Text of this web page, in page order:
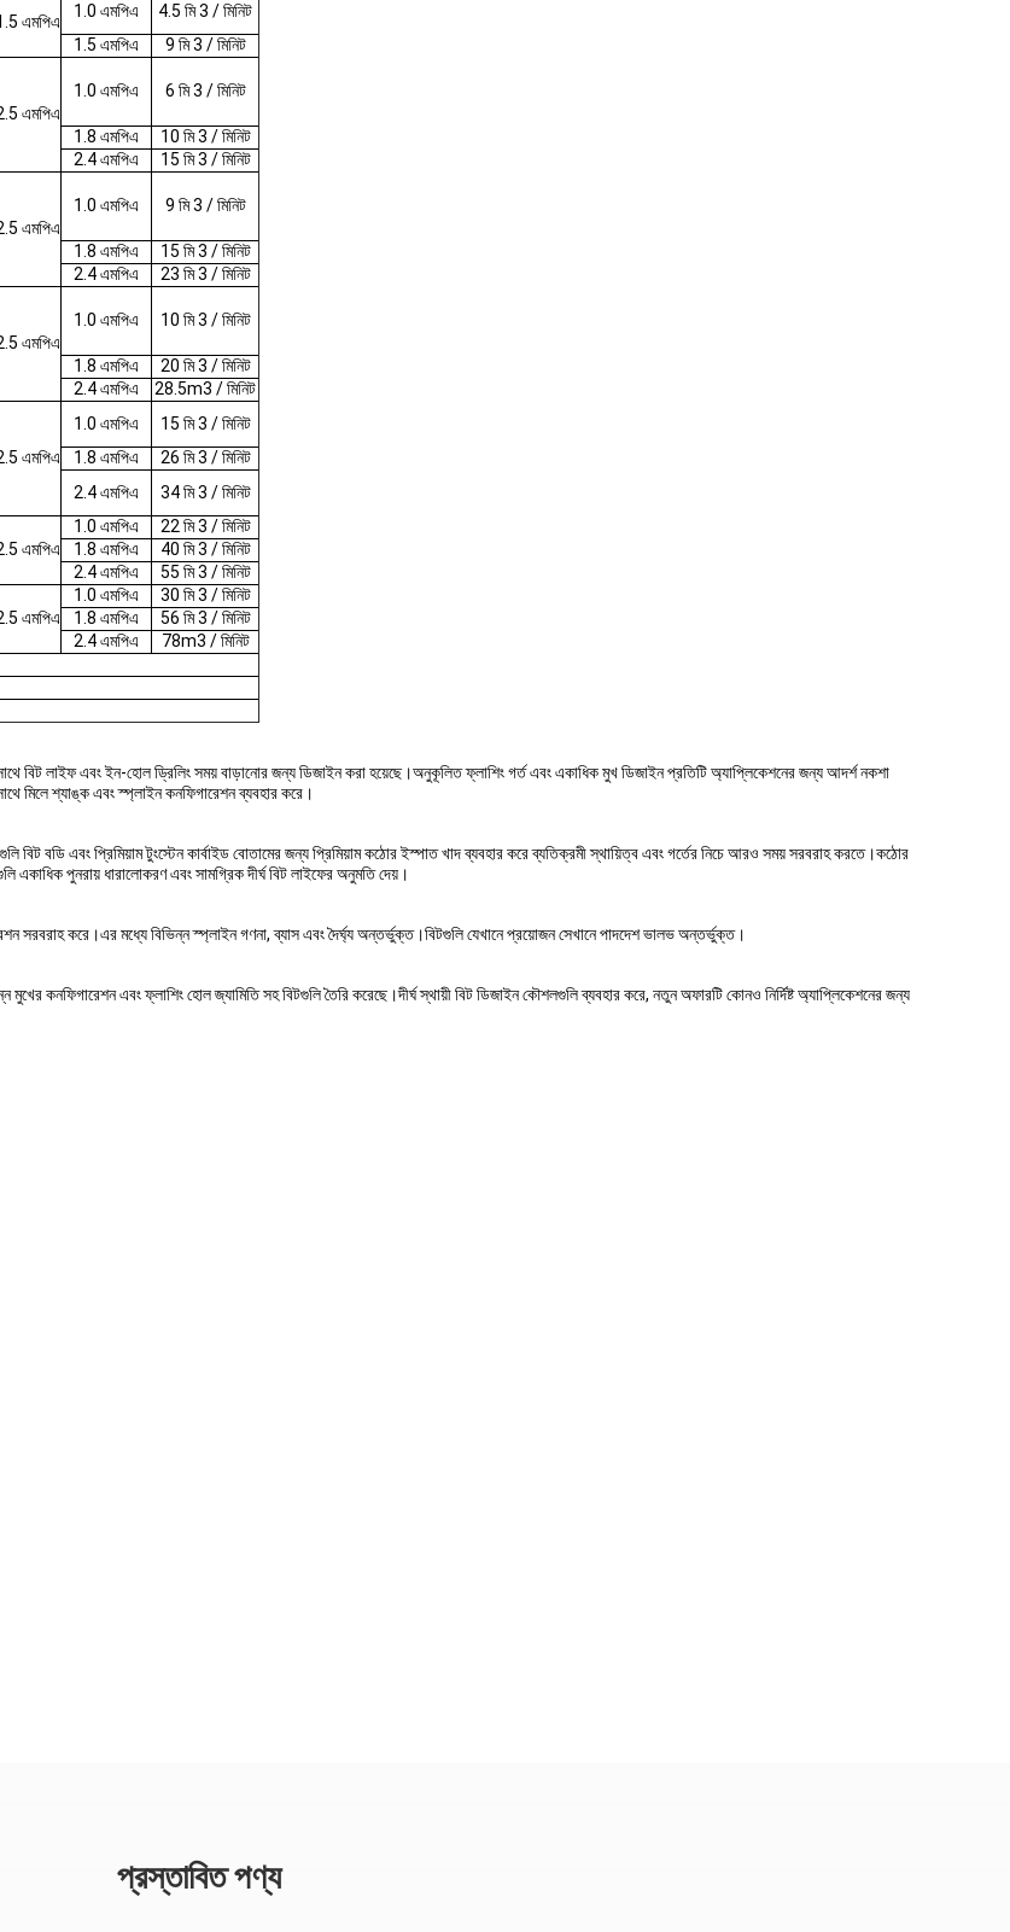
এমপিএ
1.0 এমপিএ 4.5 মি 3 / মিনিট
1.5 এমপিএ 9 মি 3 / মিনিট
এমপিএ
1.0 এমপিএ 6 মি 3 / মিনিট
1.8 এমপিএ
10 মি 3 / মিনিট
2.4 এমপিএ 15 মি 3 / মিনিট
এমপিএ
1.0 এমপিএ 9 মি 3 / মিনিট
1.8 এমপিএ
15 মি 3 / মিনিট
2.4 এমপিএ 23 মি 3 / মিনিট
এমপিএ
1.0 এমপিএ 10 মি 3 / মিনিট
1.8 এমপিএ
20 মি 3 / মিনিট
2.4 এমপিএ 28.5m3 / মিনিট
এমপিএ
1.0 এমপিএ 15 মি 3 / মিনিট
1.8 এমপিএ
26 মি 3 / মিনিট
2.4 এমপিএ 34 মি 3 / মিনিট
এমপিএ
1.0 এমপিএ
22 মি 3 / মিনিট
1.8 এমপিএ
40 মি 3 / মিনিট
2.4 এমপিএ 55 মি 3 / মিনিট
এমপিএ
1.0 এমপিএ
30 মি 3 / মিনিট
1.8 এমপিএ
56 মি 3 / মিনিট
2.4 এমপিএ
78m3 / মিনিট
বিট লাইফ এবং ইন-হোল ড্রিলিং সময় বাড়ানোর জন্য ডিজাইন করা হয়েছে।অনুকূলিত ফ্লাশিং গর্ত এবং একাধিক মুখ ডিজাইন প্রতিটি অ্যাপ্লিকেশনের জন্য আদর্শ নকশা
মিলে শ্যাঙ্ক এবং স্প্লাইন কনফিগারেশন ব্যবহার করে।
বিট বডি এবং প্রিমিয়াম টুংস্টেন কার্বাইড বোতামের জন্য প্রিমিয়াম কঠোর ইস্পাত খাদ ব্যবহার করে ব্যতিক্রমী স্থায়িত্ব এবং গর্তের নিচে আরও সময় সরবরাহ করতে।কঠোর
একাধিক পুনরায় ধারালোকরণ এবং সামগ্রিক দীর্ঘ বিট লাইফের অনুমতি দেয়।
সরবরাহ করে।এর মধ্যে বিভিন্ন স্প্লাইন গণনা, ব্যাস এবং দৈর্ঘ্য অন্তর্ভুক্ত।বিটগুলি যেখানে প্রয়োজন সেখানে পাদদেশ ভালভ অন্তর্ভুক্ত।
কনফিগারেশন এবং ফ্লাশিং হোল জ্যামিতি সহ বিটগুলি তৈরি করেছে।দীর্ঘ স্থায়ী বিট ডিজাইন কৌশলগুলি ব্যবহার করে, নতুন অফারটি কোনও নির্দিষ্ট অ্যাপ্লিকেশনের জন্য
প্রস্তাবিত পণ্য